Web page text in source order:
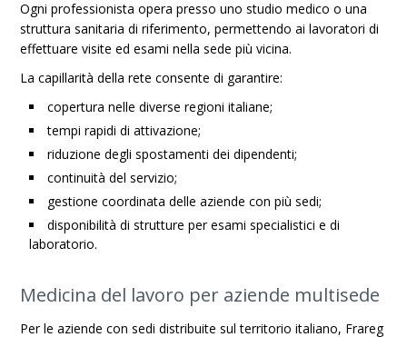
Ogni professionista opera presso uno studio medico o una
struttura sanitaria di riferimento, permettendo ai lavoratori di
effettuare visite ed esami nella sede più vicina.
La capillarità della rete consente di garantire:
copertura nelle diverse regioni italiane;
tempi rapidi di attivazione;
riduzione degli spostamenti dei dipendenti;
continuità del servizio;
gestione coordinata delle aziende con più sedi;
disponibilità di strutture per esami specialistici e di
laboratorio.
Medicina del lavoro per aziende multisede
Per le aziende con sedi distribuite sul territorio italiano, Frareg